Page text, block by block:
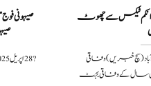
ٹیکس سے چھوٹ
آباد(سچ خبریں) وفاقی
سال کے وفاقی بجٹ
صیہونی